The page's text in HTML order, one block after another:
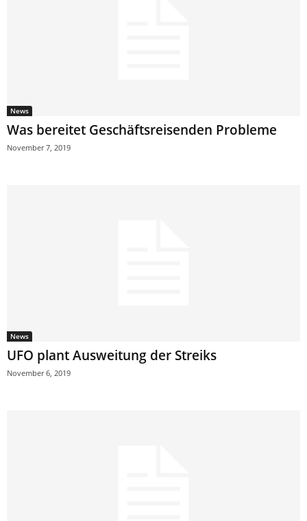
News
Was bereitet Geschäftsreisenden Probleme
November 7, 2019
News
UFO plant Ausweitung der Streiks
November 6, 2019